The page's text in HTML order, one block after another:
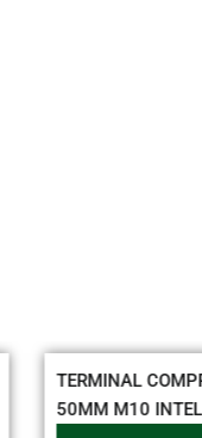
TERMINAL
50MM M10